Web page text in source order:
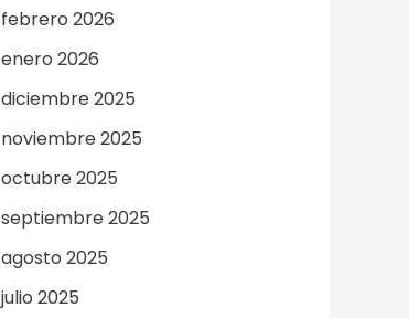
febrero 2026
enero 2026
diciembre 2025
noviembre 2025
octubre 2025
septiembre 2025
agosto 2025
julio 2025